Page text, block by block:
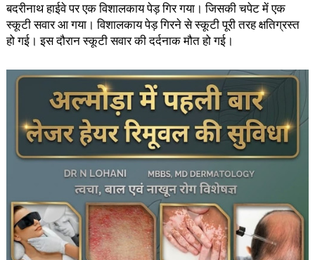
बदरीनाथ हाईवे पर एक विशालकाय पेड़ गिर गया। जिसकी चपेट में एक
स्कूटी सवार आ गया। विशालकाय पेड़ गिरने से स्कूटी पूरी तरह क्षतिग्रस्त
हो गई। इस दौरान स्कूटी सवार की दर्दनाक मौत हो गई।